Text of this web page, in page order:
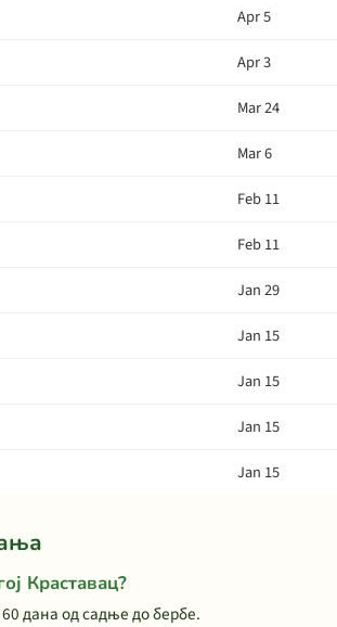
Apr 5
Apr 3
Mar 24
Mar 6
Feb 11
Feb 11
Jan 29
Jan 15
Jan 15
Jan 15
Jan 15
Краставац?
дана од садње до бербе.